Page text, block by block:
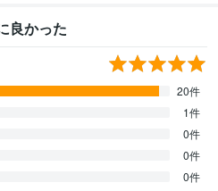
良かった
20件
1件
0件
0件
0件